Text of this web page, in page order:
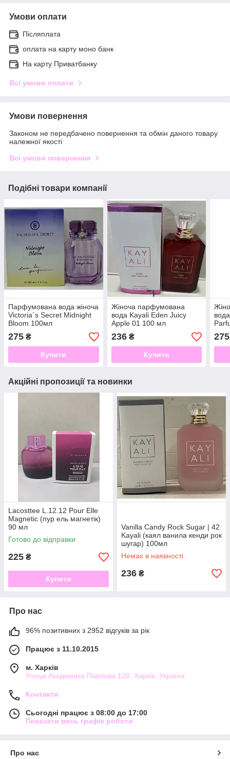
Умови оплати
Післяплата
оплата на карту моно банк
На карту Приватбанку
Всі умови оплати
Умови повернення
Законом не передбачено повернення та обмін даного товару
належної якості
Всі умови повернення
Подібні товари компанії
Парфумована вода жіноча
Victoria`s Secret Midnight
Bloom 100мл
275 ₴
Купити
Жіноча парфумована
вода Kayali Eden Juicy
Apple 01 100 мл
236₴
Купити
)
275
Акційні пропозиції та новинки
Lacosttee L.12.12 Pour Elle
Magnetic (пур ель магнетік)
90 мл
Готово до відправки
225 ₴
Купити
Vanilla Candy Rock Sugar | 42
Kayali (каял ванила кенди рок
шугар) 100мл
Немає в наявності
236 ₴
Про нас
96% позитивних з 2952 відгуків за рік
Працює з 11.10.2015
м. Харків
Улица Академика Павлова 120, Харків, Україна
Контакти
Сьогодні працює з 08:00 до 17:00
Показати весь графік роботи
Про нас